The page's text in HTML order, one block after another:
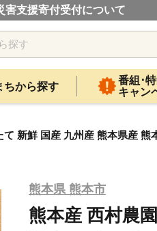
害支援寄付受付について
ちから探す
番組･
キャン
新鮮 国産 九州産 熊本県産 熊
熊本県 熊本市
熊本産 西村農